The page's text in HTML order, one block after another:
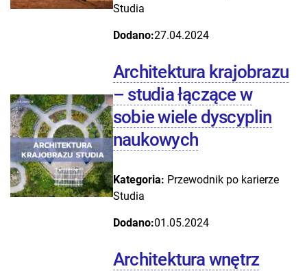
Studia
Dodano:27.04.2024
Architektura krajobrazu
– studia łączące w
sobie wiele dyscyplin
naukowych
Kategoria: Przewodnik po karierze
Studia
Dodano:01.05.2024
Architektura wnętrz